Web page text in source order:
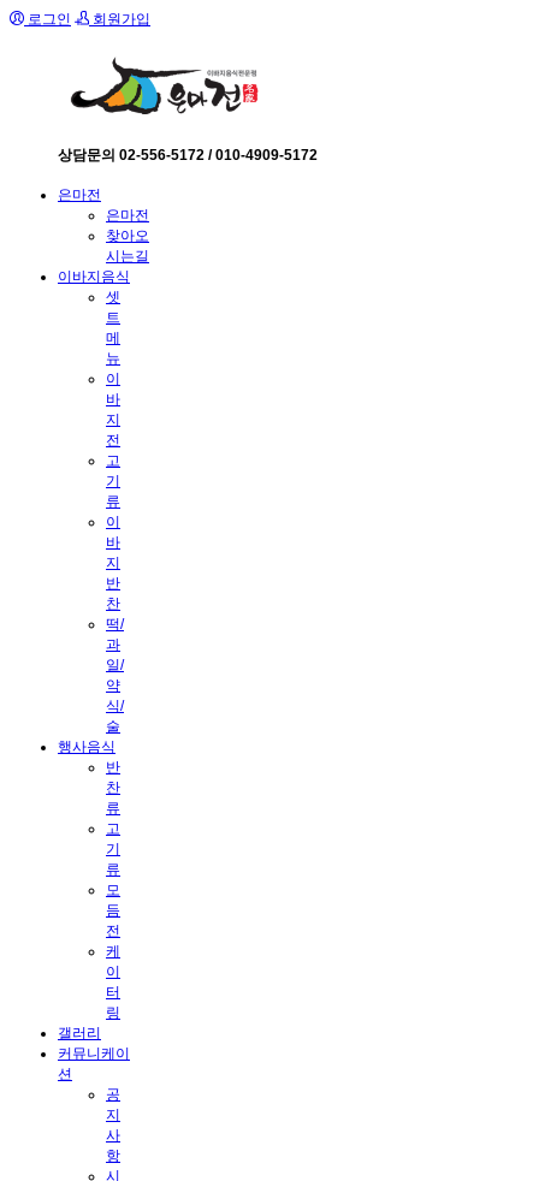
로그인 회원가입
상담문의 02-556-5172 / 010-4909-5172
은마전
은마전
찾아오
시는길
이바지음식
셋
트
메
뉴
이
바
지
전
고
기
류
이
바
지
반
찬
떡/
과
일/
약
식/
술
행사음식
반
찬
류
고
기
류
모
듬
전
케
이
터
링
갤러리
커뮤니케이
션
공
지
사
항
시